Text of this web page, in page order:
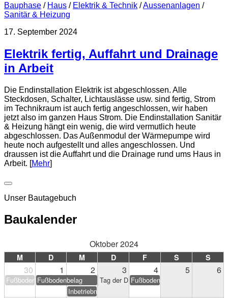
Bauphase / Haus / Elektrik & Technik /Aussenanlagen /
Sanitär & Heizung
17. September 2024
Elektrik fertig, Auffahrt und Drainage
in Arbeit
Die Endinstallation Elektrik ist abgeschlossen. Alle
Steckdosen, Schalter, Lichtauslässe usw. sind fertig, Strom
im Technikraum ist auch fertig angeschlossen, wir haben
jetzt also im ganzen Haus Strom. Die Endinstallation Sanitär
& Heizung hängt ein wenig, die wird vermutlich heute
abgeschlossen. Das Außenmodul der Wärmepumpe wird
heute noch aufgestellt und alles angeschlossen. Und
draussen ist die Auffahrt und die Drainage rund ums Haus in
Arbeit. [Mehr]
Unser Bautagebuch
Baukalender
Oktober 2024
M D M D F S S
30 1 2 3 4 5 6
FußbodenbelagFußbodenbelag Tag der Deutschen Einheit
Fußbodenbelag
Inbetriebnahme PV-Anlage